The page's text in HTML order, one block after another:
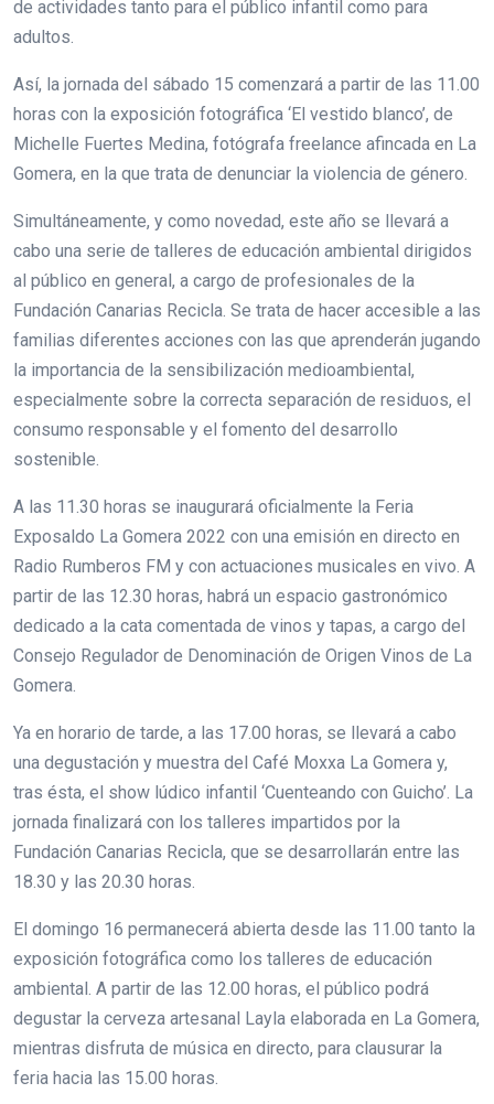
de actividades tanto para el público infantil como para
adultos.
Así, la jornada del sábado 15 comenzará a partir de las 11.00
horas con la exposición fotográfica ‘El vestido blanco’, de
Michelle Fuertes Medina, fotógrafa freelance afincada en La
Gomera, en la que trata de denunciar la violencia de género.
Simultáneamente, y como novedad, este año se llevará a
cabo una serie de talleres de educación ambiental dirigidos
al público en general, a cargo de profesionales de la
Fundación Canarias Recicla. Se trata de hacer accesible a las
familias diferentes acciones con las que aprenderán jugando
la importancia de la sensibilización medioambiental,
especialmente sobre la correcta separación de residuos, el
consumo responsable y el fomento del desarrollo
sostenible.
A las 11.30 horas se inaugurará oficialmente la Feria
Exposaldo La Gomera 2022 con una emisión en directo en
Radio Rumberos FM y con actuaciones musicales en vivo. A
partir de las 12.30 horas, habrá un espacio gastronómico
dedicado a la cata comentada de vinos y tapas, a cargo del
Consejo Regulador de Denominación de Origen Vinos de La
Gomera.
Ya en horario de tarde, a las 17.00 horas, se llevará a cabo
una degustación y muestra del Café Moxxa La Gomera y,
tras ésta, el show lúdico infantil ‘Cuenteando con Guicho’. La
jornada finalizará con los talleres impartidos por la
Fundación Canarias Recicla, que se desarrollarán entre las
18.30 y las 20.30 horas.
El domingo 16 permanecerá abierta desde las 11.00 tanto la
exposición fotográfica como los talleres de educación
ambiental. A partir de las 12.00 horas, el público podrá
degustar la cerveza artesanal Layla elaborada en La Gomera,
mientras disfruta de música en directo, para clausurar la
feria hacia las 15.00 horas.